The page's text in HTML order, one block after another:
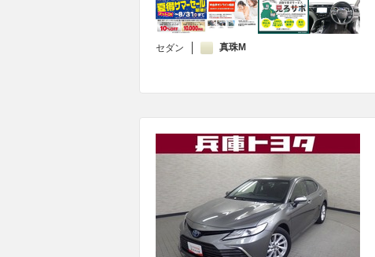
セダン 真珠M